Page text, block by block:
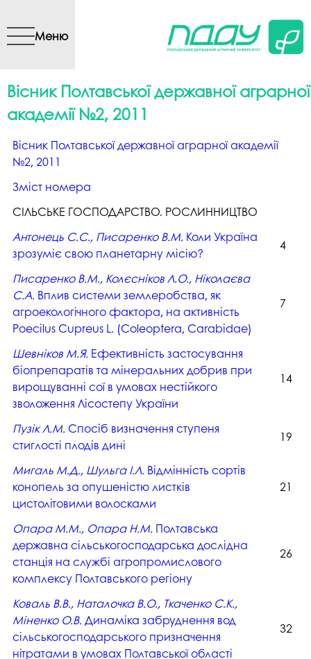
вмісту
Меню
Вісник Полтавської державної аграрної
академії №2, 2011
Вісник Полтавської державної аграрної академії
№2, 2011
Зміст номера
СІЛЬСЬКЕ ГОСПОДАРСТВО. РОСЛИННИЦТВО
Антонець С.С., Писаренко В.М. Коли Україна
зрозуміє свою планетарну місію?
4
Писаренко В.М., Колєсніков Л.О., Ніколаєва
С.А. Вплив системи землеробства, як
агроекологічного фактора, на активність
Poecilus Cupreus L. (Coleoptera, Carabidae)
7
Шевніков М.Я. Ефективність застосування
біопрепаратів та мінеральних добрив при
вирощуванні сої в умовах нестійкого
зволоження Лісостепу України
14
Пузік Л.М. Спосіб визначення ступеня
стиглості плодів дині
19
Мигаль М.Д., Шульга І.Л. Відмінність сортів
конопель за опушеністю листків
цистолітовими волосками
21
Опара М.М., Опара Н.М. Полтавська
державна сільськогосподарська дослідна
станція на службі агропромислового
комплексу Полтавського регіону
26
Коваль В.В., Наталочка В.О., Ткаченко С.К.,
Міненко О.В. Динаміка забруднення вод
сільськогосподарського призначення
нітратами в умовах Полтавської області
32